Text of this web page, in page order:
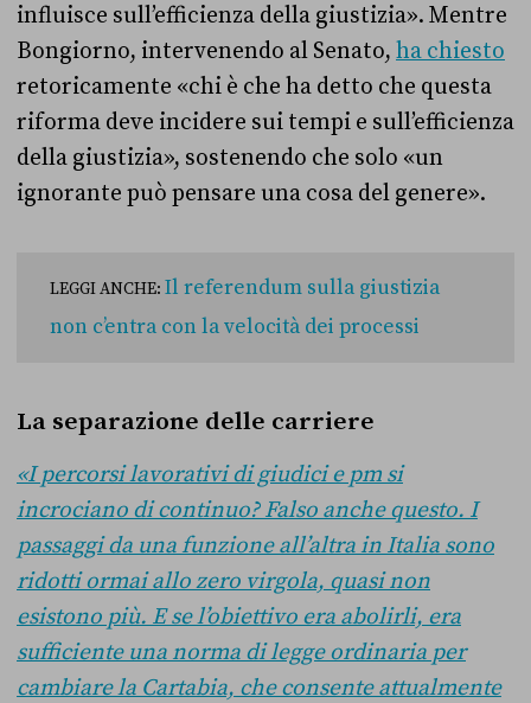
influisce sull’efficienza della giustizia». Mentre
Bongiorno, intervenendo al Senato, ha chiesto
retoricamente «chi è che ha detto che questa
riforma deve incidere sui tempi e sull’efficienza
della giustizia», sostenendo che solo «un
ignorante può pensare una cosa del genere».
LEGGI ANCHE: Il referendum sulla giustizia
non c’entra con la velocità dei processi
La separazione delle carriere
«I percorsi lavorativi di giudici e pm si
incrociano di continuo? Falso anche questo. I
passaggi da una funzione all’altra in Italia sono
ridotti ormai allo zero virgola, quasi non
esistono più. E se l’obiettivo era abolirli, era
sufficiente una norma di legge ordinaria per
cambiare la Cartabia, che consente attualmente